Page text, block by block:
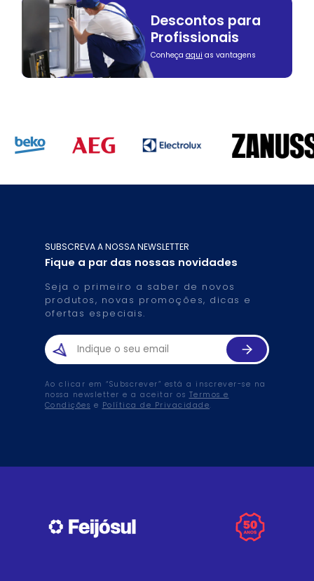
Descontos para
Profissionais
Conheça aqui as vantagens
SUBSCREVA A NOSSA NEWSLETTER
Fique a par das nossas novidades
Seja o primeiro a saber de novos
produtos, novas promoções, dicas e
ofertas especiais.
Ao clicar em “Subscrever” está a inscrever-se na
nossa newsletter e a aceitar os Termos e
Condições e Política de Privacidade.